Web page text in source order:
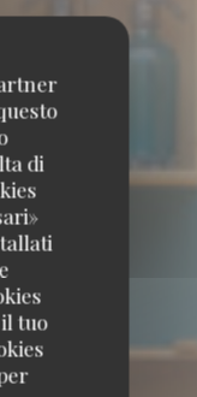
di
tuo